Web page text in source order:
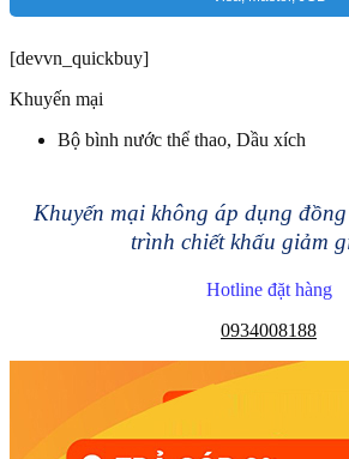
[devvn_quickbuy]
Khuyến mại
Bộ bình nước thể thao, Dầu xích
Khuyến mại không áp dụng
trình chiết khấu giảm
Hotline đặt hàng
0934008188